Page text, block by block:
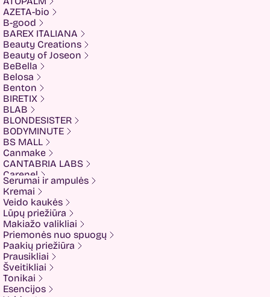
AZETA-bio
B-good
BAREX ITALIANA
Beauty Creations
Beauty of Joseon
BeBella
Belosa
Benton
BIRETIX
BLAB
BLONDESISTER
BODYMINUTE
BS MALL
Canmake
CANTABRIA LABS
Carenel
CHALURE
Cherubs
Cliniccare
COSRX
COTRIL
COVEDERM
Crazy Hair
Dalton
Dear Doer
Ekseption
Elizavecca
Serumai ir ampulės
Kremai
Veido kaukės
Lūpų priežiūra
Makiažo valikliai
Priemonės nuo spuogų
Paakių priežiūra
Prausikliai
Šveitikliai
Tonikai
Esencijos